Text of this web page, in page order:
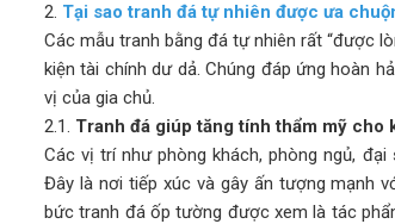
2. Tại sao tranh đá tự nhiên được ưa
Các mẫu tranh bằng đá tự nhiên rất “được
kiện tài chính dư dả. Chúng đáp ứng hoàn
vị của gia chủ.
2.1. Tranh đá giúp tăng tính thẩm mỹ cho
Các vị trí như phòng khách, phòng ngủ,
Đây là nơi tiếp xúc và gây ấn tượng mạnh
bức tranh đá ốp tường được xem là tác